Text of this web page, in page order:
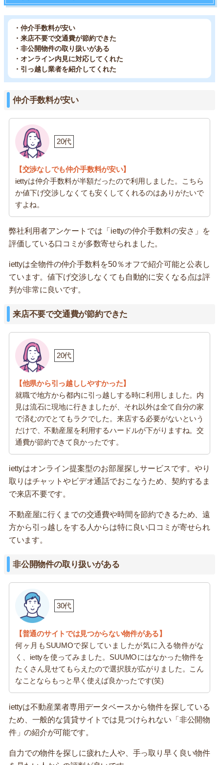
・仲介手数料が安い
・来店不要で交通費が節約できた
・非公開物件の取り扱いがある
・オンライン内見に対応してくれた
・引っ越し業者を紹介してくれた
仲介手数料が安い
20代
【交渉なしでも仲介手数料が安い】
iettyは仲介手数料が半額だったので利用しました。こちら
か値下げ交渉しなくても安くしてくれるのはありがたいで
すよね。
弊社利用者アンケートでは「iettyの仲介手数料の安さ」を
評価している口コミが多数寄せられました。
iettyは全物件の仲介手数料を50％オフで紹介可能と公表し
ています。値下げ交渉しなくても自動的に安くなる点は評
判が非常に良いです。
来店不要で交通費が節約できた
20代
【他県から引っ越ししやすかった】
就職で地方から都内に引っ越しする時に利用しました。内
見は流石に現地に行きましたが、それ以外は全て自分の家
で済むのでとてもラクでした。来店する必要がないという
だけで、不動産屋を利用するハードルが下がりますね。交
通費が節約できて良かったです。
iettyはオンライン提案型のお部屋探しサービスです。やり
取りはチャットやビデオ通話でおこなうため、契約するま
で来店不要です。
不動産屋に行くまでの交通費や時間を節約できるため、遠
方から引っ越しをする人からは特に良い口コミが寄せられ
ています。
非公開物件の取り扱いがある
30代
【普通のサイトでは見つからない物件がある】
何ヶ月もSUUMOで探していましたが気に入る物件がな
く、iettyを使ってみました。SUUMOにはなかった物件を
たくさん見せてもらえたので選択肢が広がりました。こん
なことならもっと早く使えば良かったです(笑)
iettyは不動産業者専用データベースから物件を探している
ため、一般的な賃貸サイトでは見つけられない「非公開物
件」の紹介が可能です。
自力での物件を探しに疲れた人や、手っ取り早く良い物件